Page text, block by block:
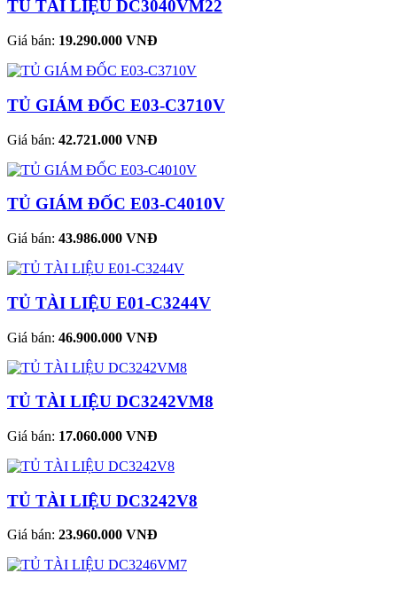
TỦ TÀI LIỆU DC3040VM22
Giá bán: 19.290.000 VNĐ
TỦ GIÁM ĐỐC E03-C3710V
Giá bán: 42.721.000 VNĐ
TỦ GIÁM ĐỐC E03-C4010V
Giá bán: 43.986.000 VNĐ
TỦ TÀI LIỆU E01-C3244V
Giá bán: 46.900.000 VNĐ
TỦ TÀI LIỆU DC3242VM8
Giá bán: 17.060.000 VNĐ
TỦ TÀI LIỆU DC3242V8
Giá bán: 23.960.000 VNĐ